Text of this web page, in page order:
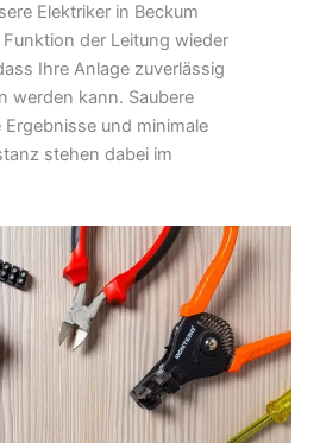
Elektriker in Beckum
der Leitung wieder
Ihre Anlage zuverlässig
werden kann. Saubere
und minimale
stehen dabei im